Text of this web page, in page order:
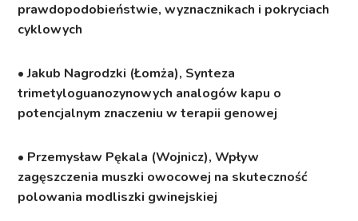
prawdopodobieństwie, wyznacznikach i pokryciach
cyklowych
• Jakub Nagrodzki (Łomża), Synteza
trimetyloguanozynowych analogów kapu o
potencjalnym znaczeniu w terapii genowej
• Przemysław Pękala (Wojnicz), Wpływ
zagęszczenia muszki owocowej na skuteczność
polowania modliszki gwinejskiej